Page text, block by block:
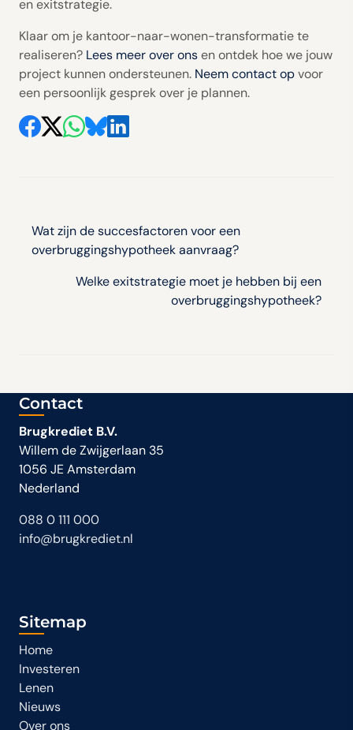
en exitstrategie.
Klaar om je kantoor-naar-wonen-transformatie te
realiseren? Lees meer over onsen ontdek hoe we jouw
project kunnen ondersteunen. Neem contact opvoor
een persoonlijk gesprek over je plannen.
Wat zijn de succesfactoren voor een
overbruggingshypotheek aanvraag?
Welke exitstrategie moet je hebben bij een
overbruggingshypotheek?
Contact
Brugkrediet B.V.
Willem de Zwijgerlaan 35
1056 JE Amsterdam
Nederland
088 0 111 000
info@brugkrediet.nl
Sitemap
Home
Investeren
Lenen
Nieuws
Over ons